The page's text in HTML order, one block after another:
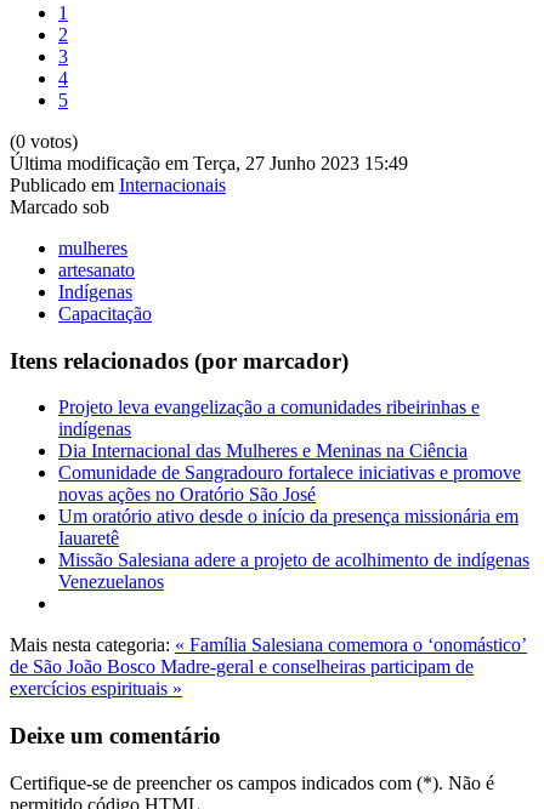
1
2
3
4
5
(0 votos)
Última modificação em Terça, 27 Junho 2023 15:49
Publicado em Internacionais
Marcado sob
mulheres
artesanato
Indígenas
Capacitação
Itens relacionados (por marcador)
Projeto leva evangelização a comunidades ribeirinhas e
indígenas
Dia Internacional das Mulheres e Meninas na Ciência
Comunidade de Sangradouro fortalece iniciativas e promove
novas ações no Oratório São José
Um oratório ativo desde o início da presença missionária em
Iauaretê
Missão Salesiana adere a projeto de acolhimento de indígenas
Venezuelanos
Mais nesta categoria: « Família Salesiana comemora o ‘onomástico’
de São João Bosco Madre-geral e conselheiras participam de
exercícios espirituais »
Deixe um comentário
Certifique-se de preencher os campos indicados com (*). Não é
permitido código HTML.